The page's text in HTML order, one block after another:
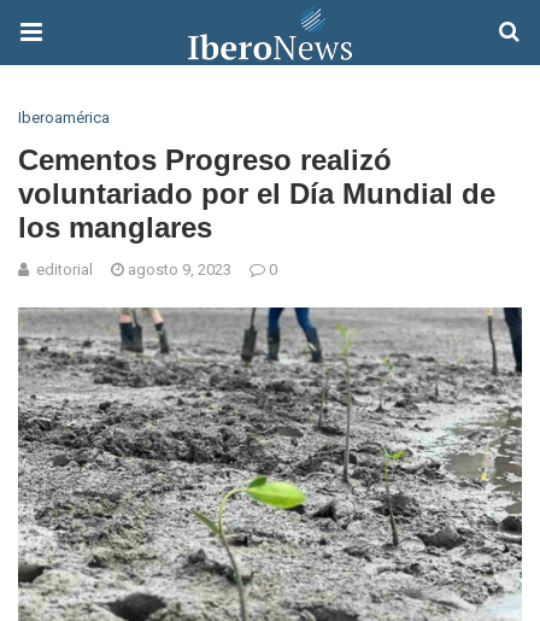
Iberoamérica
Cementos Progreso realizó
voluntariado por el Día Mundial de
los manglares
editorial agosto 9, 2023 0